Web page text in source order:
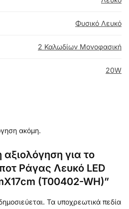
Φυσικό Λευκό
2 Καλωδίων Μονοφασική
20W
ακόμη.
για το
Ράγας Λευκό LED
(T00402-WH)”
Τα υποχρεωτικά πεδία